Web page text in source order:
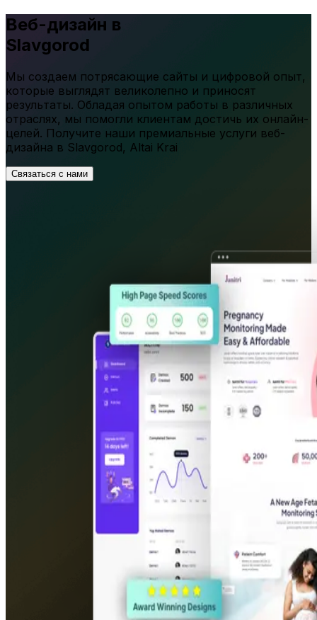
Веб-дизайн в
Slavgorod
Мы создаем потрясающие сайты и цифровой опыт,
которые выглядят великолепно и приносят
результаты. Обладая опытом работы в различных
отраслях, мы помогли клиентам достичь их онлайн-
целей. Получите наши премиальные услуги веб-
дизайна в Slavgorod, Altai Krai
Связаться с нами